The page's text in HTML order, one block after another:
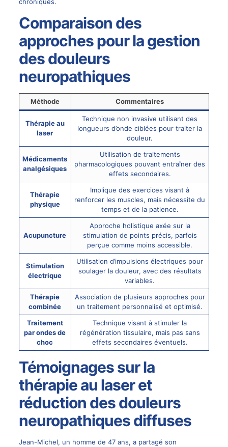
Comparaison des
approches pour la gestion
des douleurs
neuropathiques
Méthode Commentaires
Thérapie au
laser
Technique non invasive utilisant des
longueurs d’onde ciblées pour traiter la
douleur.
Médicaments
analgésiques
Utilisation de traitements
pharmacologiques pouvant entraîner des
effets secondaires.
Thérapie
physique
Implique des exercices visant à
renforcer les muscles, mais nécessite du
temps et de la patience.
Acupuncture
Approche holistique axée sur la
stimulation de points précis, parfois
perçue comme moins accessible.
Stimulation
électrique
Utilisation d’impulsions électriques pour
soulager la douleur, avec des résultats
variables.
Thérapie
combinée
Association de plusieurs approches pour
un traitement personnalisé et optimisé.
Traitement
par ondes de
choc
Technique visant à stimuler la
régénération tissulaire, mais pas sans
effets secondaires éventuels.
Témoignages sur la
thérapie au laser et
réduction des douleurs
neuropathiques diffuses
Jean-Michel, un homme de 47 ans, a partagé son